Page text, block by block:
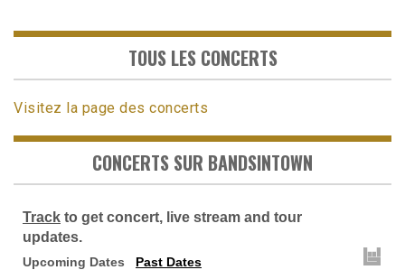
TOUS LES CONCERTS
Visitez la page des concerts
CONCERTS SUR BANDSINTOWN
Track to get concert, live stream and tour
updates.
Upcoming Dates Past Dates